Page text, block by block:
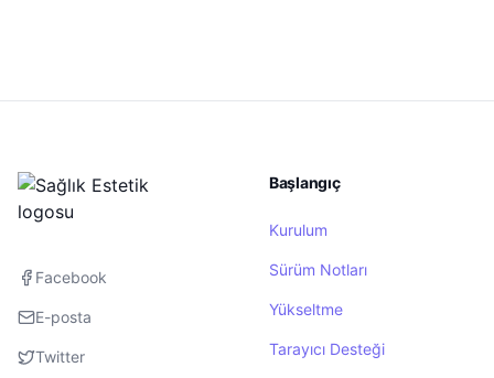
Facebook
E-posta
Twitter
Başlangıç
Kurulum
Sürüm Notları
Yükseltme
Tarayıcı Desteği